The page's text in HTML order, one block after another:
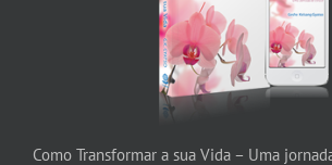
Como Transformar a sua Vida – Uma